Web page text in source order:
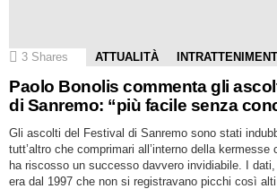
3 Shares ATTUALITÀ
Paolo Bonolis commenta gli
di Sanremo: “più facile senza
Gli ascolti del Festival di Sanremo sono stati
tutt’altro che comprimari all’interno della kermesse
ha riscosso un successo davvero invidiabile. I
era dal 1997 che non si registravano picchi così